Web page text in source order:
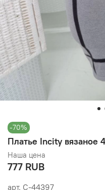
-70%
арт. С-44397
Платье Incity вязаное
Наша цена
777 RUB